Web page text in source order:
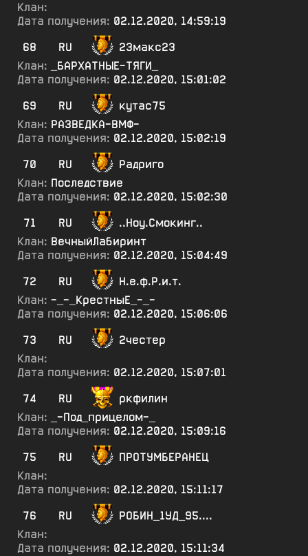
Клан:
Дата получения: 02.12.2020, 14:59:19
68
RU
23макс23
Клан:
_БАРХАТНЫЕ-ТЯГИ_
Дата получения: 02.12.2020, 15:01:02
69
RU
кутас75
Клан: РАЗВЕДКА-ВМФ-
Дата получения: 02.12.2020, 15:02:19
70
RU
Радриго
Клан: Последствие
Дата получения: 02.12.2020, 15:02:30
71
RU
..Ноу.Смокинг..
Клан: ВечныйЛабиринт
Дата получения: 02.12.2020, 15:04:49
72
RU
Н.е.ф.Р.и.т.
Клан: -_-_КрестныЕ_-_-
Дата получения: 02.12.2020, 15:06:06
73
RU
2честер
Клан:
Дата получения: 02.12.2020, 15:07:01
74
RU
ркфилин
Клан:
_-Под_прицелом-_
Дата получения: 02.12.2020, 15:09:16
75
RU
ПРОТУМБЕРАНЕЦ
Клан:
Дата получения: 02.12.2020, 15:11:17
76
RU
РОБИН_1УД_95....
Клан:
Дата получения: 02.12.2020, 15:11:34